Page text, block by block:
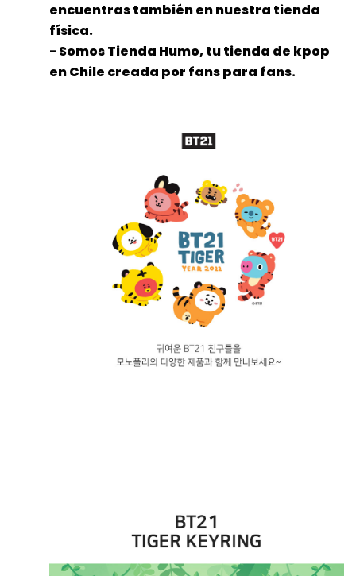
encuentras también en nuestra tienda
física.
- Somos Tienda Humo, tu tienda de kpop
en Chile creada por fans para fans.